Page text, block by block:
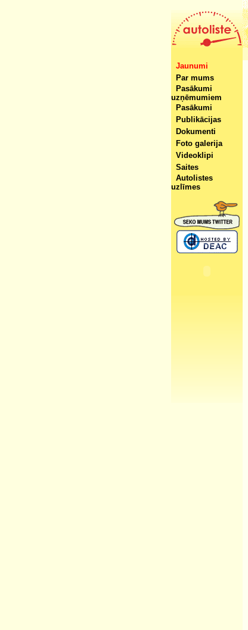
Jaunumi
Par mums
Pasākumi
uzņēmumiem
Pasākumi
Publikācijas
Dokumenti
Foto galerija
Videoklipi
Saites
Autolistes
uzlīmes